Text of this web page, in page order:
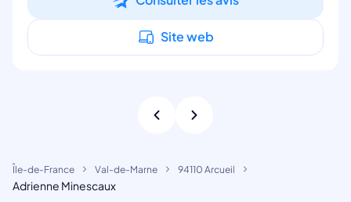
Site web
Île-de-France Val-de-Marne 94110 Arcueil
Adrienne Minescaux